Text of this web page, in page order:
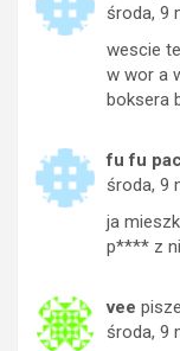
środa, 9
wescie
w wor a
boksera
fu fu
środa, 9
ja
p**** z
vee
środa, 9